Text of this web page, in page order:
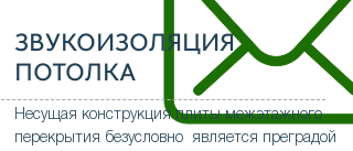
ЗВУКОИЗОЛЯЦИЯ
ПОТОЛКА
Несущая конструкция плиты межэтажного
перекрытия безусловно является преградой